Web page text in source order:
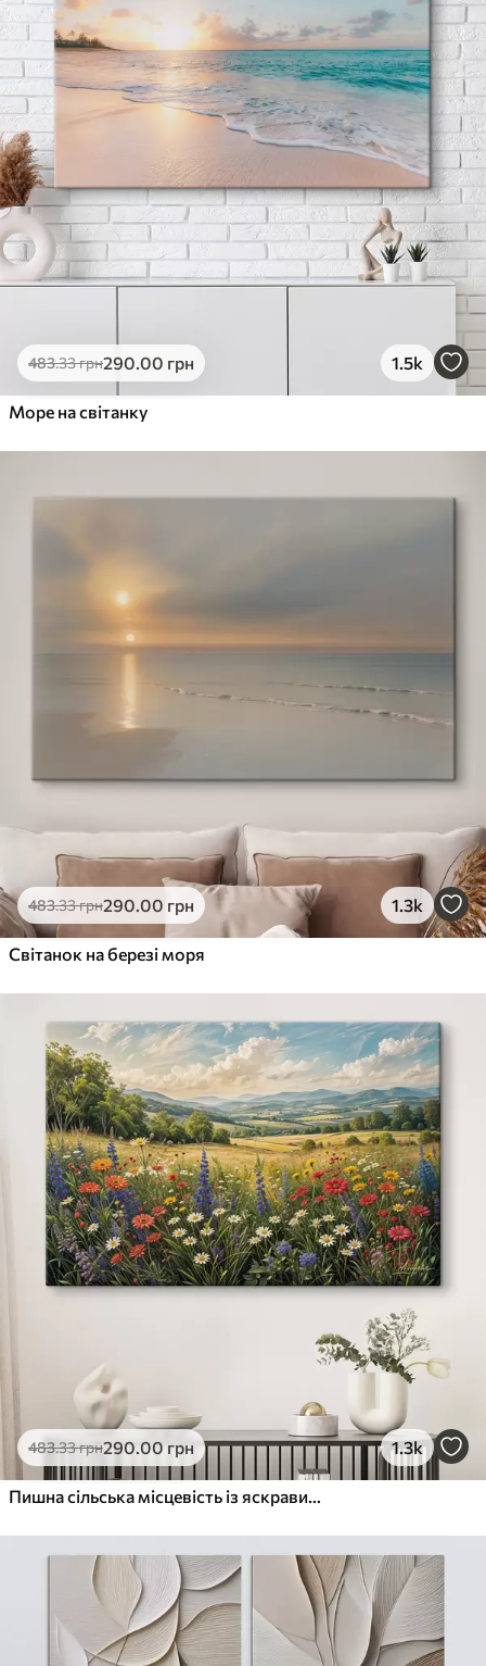
483.33грн290.00 грн 1.5k
Море на світанку
483.33грн290.00 грн 1.3k
Світанок на березі моря
483.33грн290.00 грн 1.3k
Пишна сільська місцевість із яскравим лугом диких квітів, наповненим різнокольоровими квітами під хмарним небом